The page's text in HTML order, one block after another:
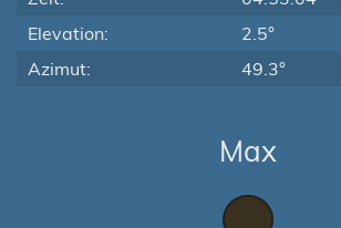
Elevation:
2.5°
Azimut:
49.3°
Max